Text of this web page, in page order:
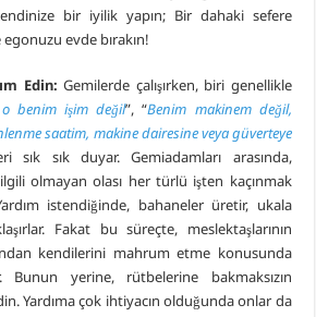
bir iyilik yapın; Bir dahaki sefere
evde bırakın!
Edin: Gemilerde çalışırken, biri genellikle
o benim işim değil”, “Benim makinem değil,
saatim, makine dairesine veya güverteye
sık sık duyar. Gemiadamları arasında,
olmayan olası her türlü işten kaçınmak
istendiğinde, bahaneler üretir, ukala
Fakat bu süreçte, meslektaşlarının
kendilerini mahrum etme konusunda
yerine, rütbelerine bakmaksızın
Yardıma çok ihtiyacın olduğunda onlar da